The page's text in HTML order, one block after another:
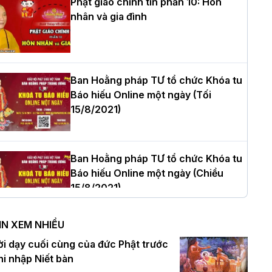
thượng Thích Quảng Tùng tái đắc
Trưởng BTS GHPGVN thành phố Hải
nhiệm kỳ 2026 – 2031
tọa Thích Tâm Chính được suy
tân Trưởng ban Trị sự GHPGVN tỉnh
Nội: Tăng Ni Trường hạ Bồ Đề trang
tác pháp Tiền an cư PL.2570 –
nhân và gia đình
Ban Hoằng pháp TƯ tổ chức Khóa tu
Báo hiếu Online một ngày (Tối
15/8/2021)
Ban Hoằng pháp TƯ tổ chức Khóa tu
Báo hiếu Online một ngày (Chiều
15/8/2021)
Ban Hoằng pháp TƯ tổ chức Khóa tu
Báo hiếu Online một ngày (Sáng
15/8/2021)
XEM NHIỀU
dạy cuối cùng của đức Phật trước
nhập Niết bàn